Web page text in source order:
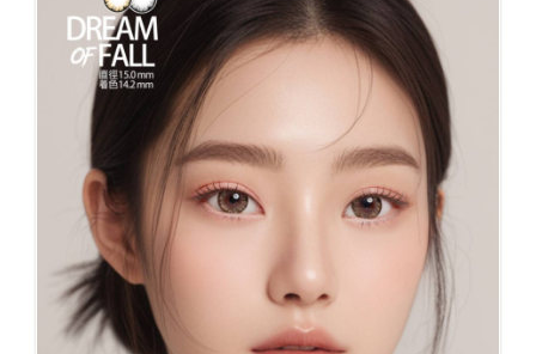
#2016-2025人氣放大款 #BestSeller